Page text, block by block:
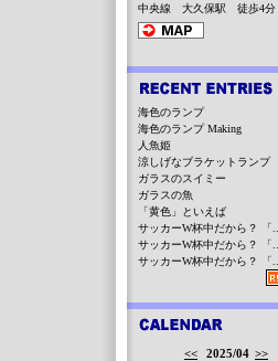
中央線 大久保駅 徒歩4分
海色のランプ
海色のランプ Making
人魚姫
涼しげなブラケットランプ
ガラスのスイミー
ガラスの魚
「黄色」といえば
サッカーW杯中だから？ 「...
サッカーW杯中だから？ 「...
サッカーW杯中だから？ 「...
<< 2025/04 >>